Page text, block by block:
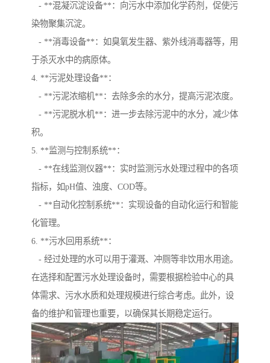
- **混凝沉淀设备**：向污水中添加化学药剂，促使污
染物聚集沉淀。
- **消毒设备**：如臭氧发生器、紫外线消毒器等，用
于杀灭水中的病原体。
4. **污泥处理设备**：
- **污泥浓缩机**：去除多余的水分，提高污泥浓度。
- **污泥脱水机**：进一步去除污泥中的水分，减少体
积。
5. **监测与控制系统**：
- **在线监测仪器**：实时监测污水处理过程中的各项
指标，如pH值、浊度、COD等。
- **自动化控制系统**：实现设备的自动化运行和智能
化管理。
6. **污水回用系统**：
- 经过处理的水可以用于灌溉、冲厕等非饮用水用途。
在选择和配置污水处理设备时，需要根据检验中心的具
体需求、污水水质和处理规模进行综合考虑。此外，设
备的维护和管理也重要，以确保其长期稳定运行。